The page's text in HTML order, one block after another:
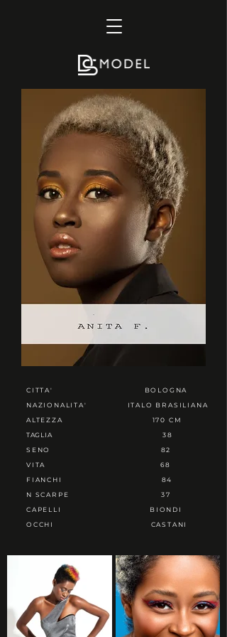
CITTA'
NAZIONALITA'
ALTEZZA
TAGLIA
SENO
VITA
FIANCHI
N SCARPE
CAPELLI
OCCHI
BOLOGNA
ITALO BRASILIANA
170 CM
38
82
68
84
37
BIONDI
CASTANI